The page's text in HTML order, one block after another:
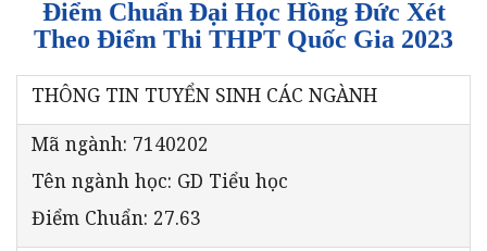
Điểm Chuẩn Đại Học Hồng Đức Xét
Theo Điểm Thi THPT Quốc Gia 2023
THÔNG TIN TUYỂN SINH CÁC NGÀNH
Mã ngành: 7140202
Tên ngành học: GD Tiểu học
Điểm Chuẩn: 27.63